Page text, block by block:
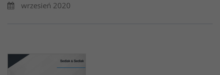
wrzesień 2020